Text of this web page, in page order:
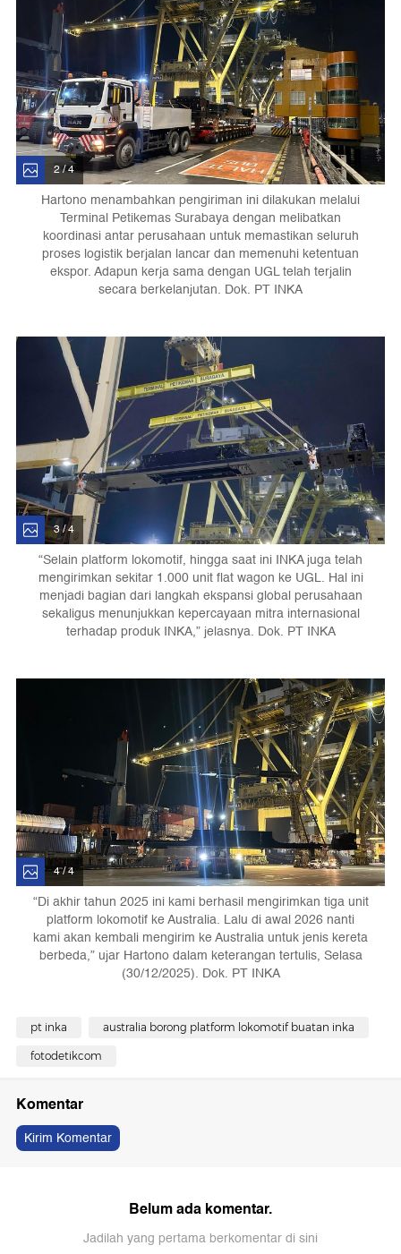
2 / 4
Hartono menambahkan pengiriman ini dilakukan melalui
Terminal Petikemas Surabaya dengan melibatkan
koordinasi antar perusahaan untuk memastikan seluruh
proses logistik berjalan lancar dan memenuhi ketentuan
ekspor. Adapun kerja sama dengan UGL telah terjalin
secara berkelanjutan. Dok. PT INKA
3 / 4
“Selain platform lokomotif, hingga saat ini INKA juga telah
mengirimkan sekitar 1.000 unit flat wagon ke UGL. Hal ini
menjadi bagian dari langkah ekspansi global perusahaan
sekaligus menunjukkan kepercayaan mitra internasional
terhadap produk INKA,” jelasnya. Dok. PT INKA
4 / 4
“Di akhir tahun 2025 ini kami berhasil mengirimkan tiga unit
platform lokomotif ke Australia. Lalu di awal 2026 nanti
kami akan kembali mengirim ke Australia untuk jenis kereta
berbeda,” ujar Hartono dalam keterangan tertulis, Selasa
(30/12/2025). Dok. PT INKA
pt inka australia borong platform lokomotif buatan inka
fotodetikcom
Komentar
Kirim Komentar
Belum ada komentar.
Jadilah yang pertama berkomentar di sini